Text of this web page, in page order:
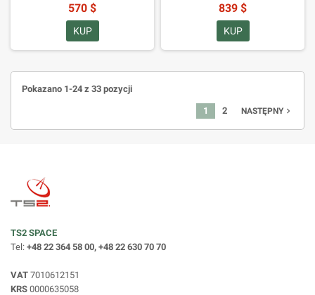
570 $
KUP
839 $
KUP
Pokazano 1-24 z 33 pozycji
1 2 NASTĘPNY navigate_next
TS2 SPACE
Tel: +48 22 364 58 00, +48 22 630 70 70
VAT 7010612151
KRS 0000635058